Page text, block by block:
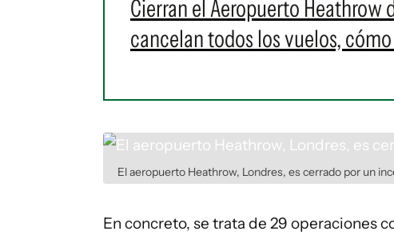
Cierran el Aeropuerto Heathrow
cancelan todos los vuelos,
El aeropuerto Heathrow, Londres, es cerrado por un
En concreto, se trata de 29 operaciones